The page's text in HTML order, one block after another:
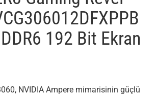
192 Bit Ekran
NVIDIA Ampere mimarisinin güçlü